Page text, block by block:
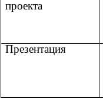
проекта
Презентация